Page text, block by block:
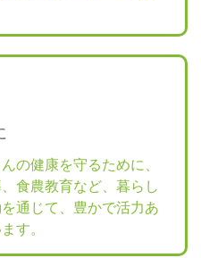
の健康を守るために、
食農教育など、暮らし
通じて、豊かで活力あ
す。